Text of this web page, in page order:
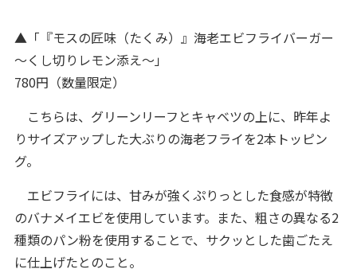
▲「『モスの匠味（たくみ）』海老エビフライバーガー
～くし切りレモン添え～」
780円（数量限定）
こちらは、グリーンリーフとキャベツの上に、昨年よ
りサイズアップした大ぶりの海老フライを2本トッピン
グ。
エビフライには、甘みが強くぷりっとした食感が特徴
のバナメイエビを使用しています。また、粗さの異なる2
種類のパン粉を使用することで、サクッとした歯ごたえ
に仕上げたとのこと。